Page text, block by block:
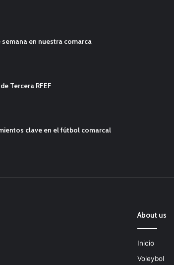
en nuestra comarca
Tercera RFEF
clave en el fútbol comarcal
About us
Inicio
Voleybol